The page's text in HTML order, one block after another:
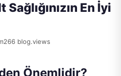
En İyi
266 blog.views
Önemlidir?